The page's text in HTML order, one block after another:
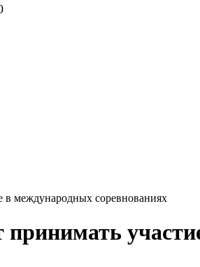
в международных соревнованиях
принимать